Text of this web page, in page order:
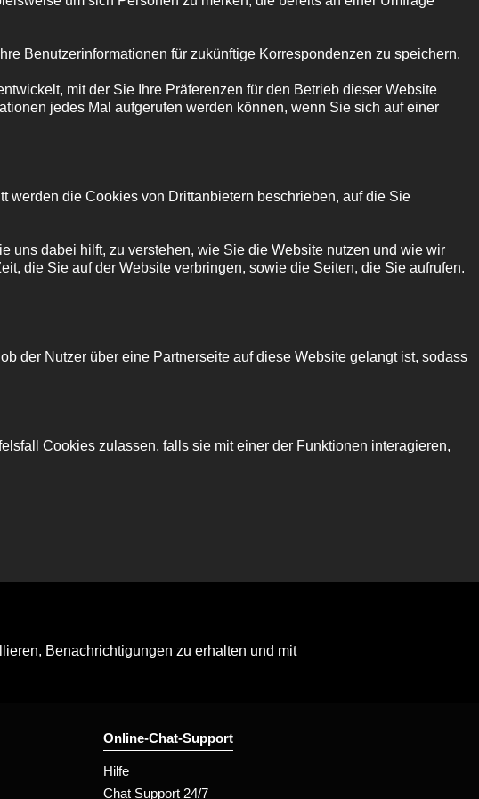
Benutzerinformationen für zukünftige Korrespondenzen zu speichern.
mit der Sie Ihre Präferenzen für den Betrieb dieser Website
jedes Mal aufgerufen werden können, wenn Sie sich auf einer
werden die Cookies von Drittanbietern beschrieben, auf die Sie
uns dabei hilft, zu verstehen, wie Sie die Website nutzen und wie wir
die Sie auf der Website verbringen, sowie die Seiten, die Sie aufrufen.
der Nutzer über eine Partnerseite auf diese Website gelangt ist, sodass
Cookies zulassen, falls sie mit einer der Funktionen interagieren,
Benachrichtigungen zu erhalten und mit
Online-Chat-Support
Hilfe
Chat Support 24/7